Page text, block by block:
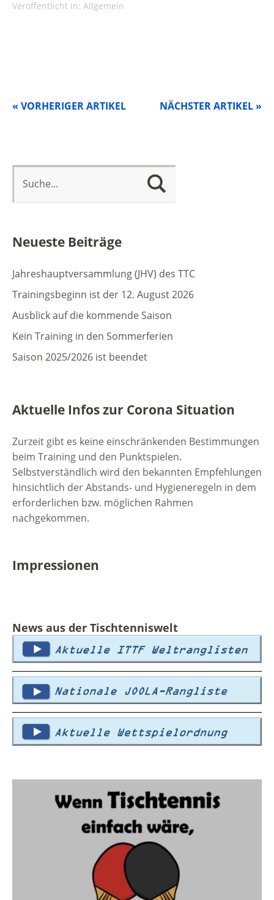
Veröffentlicht in: Allgemein
NÄCHSTER ARTIKEL »
« VORHERIGER ARTIKEL
Neueste Beiträge
Jahreshauptversammlung (JHV) des TTC
Trainingsbeginn ist der 12. August 2026
Ausblick auf die kommende Saison
Kein Training in den Sommerferien
Saison 2025/2026 ist beendet
Aktuelle Infos zur Corona Situation
Zurzeit gibt es keine einschränkenden Bestimmungen
beim Training und den Punktspielen.
Selbstverständlich wird den bekannten Empfehlungen
hinsichtlich der Abstands- und Hygieneregeln in dem
erforderlichen bzw. möglichen Rahmen
nachgekommen.
Impressionen
News aus der Tischtenniswelt